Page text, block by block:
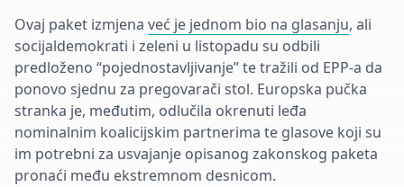
Ovaj paket izmjena već je jednom bio na glasanju, ali
socijaldemokrati i zeleni u listopadu su odbili
predloženo “pojednostavljivanje” te tražili od EPP-a da
ponovo sjednu za pregovarači stol. Europska pučka
stranka je, međutim, odlučila okrenuti leđa
nominalnim koalicijskim partnerima te glasove koji su
im potrebni za usvajanje opisanog zakonskog paketa
pronaći među ekstremnom desnicom.